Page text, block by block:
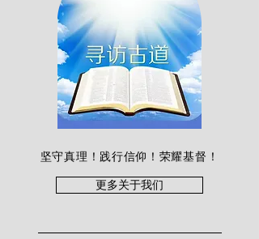
坚守真理！践行信仰！荣耀基督！
更多关于我们